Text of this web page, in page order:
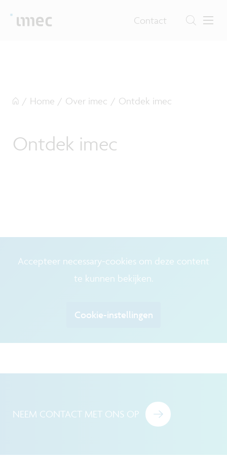
Contact
/ Home / Over imec / Ontdek imec
Ontdek imec
Accepteer necessary-cookies om deze content
te kunnen bekijken.
Cookie-instellingen
NEEM CONTACT MET ONS OP